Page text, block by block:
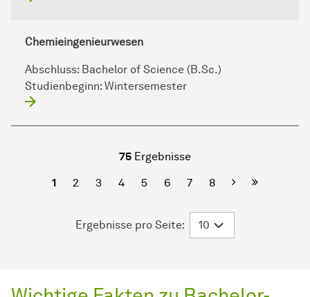
Chemieingenieurwesen
Abschluss: Bachelor of Science (B.Sc.)
Studienbeginn: Wintersemester
75 Ergebnisse
1
2 3 4 5 6 7 8 NächsteLetzte
Ergebnisse pro Seite: